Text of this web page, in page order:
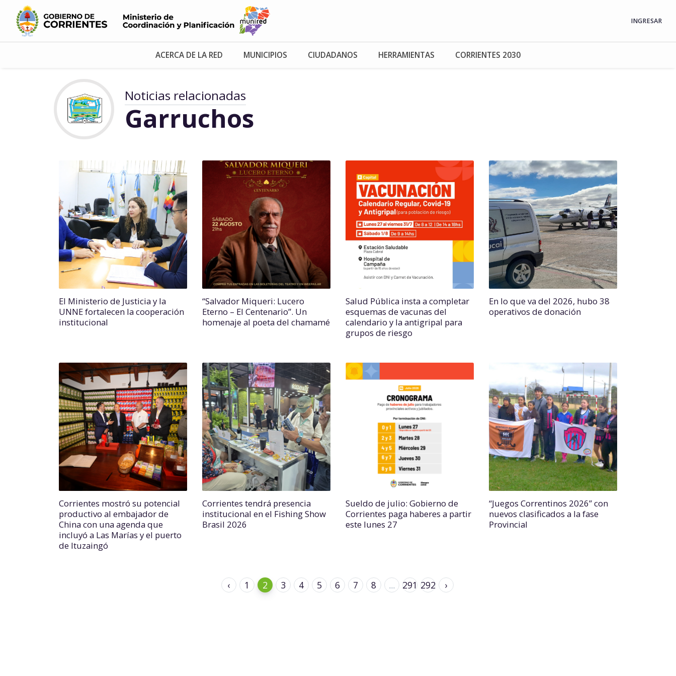
INGRESAR
ACERCA DE LA RED MUNICIPIOS CIUDADANOS HERRAMIENTAS CORRIENTES 2030
Noticias relacionadas
Garruchos
El Ministerio de Justicia y la
UNNE fortalecen la cooperación
institucional
“Salvador Miqueri: Lucero
Eterno – El Centenario”. Un
homenaje al poeta del chamamé
Salud Pública insta a completar
esquemas de vacunas del
calendario y la antigripal para
grupos de riesgo
En lo que va del 2026, hubo 38
operativos de donación
Corrientes mostró su potencial
productivo al embajador de
China con una agenda que
incluyó a Las Marías y el puerto
de Ituzaingó
Corrientes tendrá presencia
institucional en el Fishing Show
Brasil 2026
Sueldo de julio: Gobierno de
Corrientes paga haberes a partir
este lunes 27
“Juegos Correntinos 2026” con
nuevos clasificados a la fase
Provincial
‹ 1 2 3 4 5 6 7 8 ... 291 292 ›